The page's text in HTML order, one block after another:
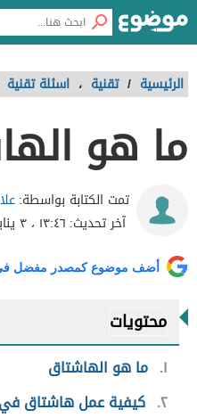
الرئيسية / تقنية ، اسئلة تقنية
ما هو
تمت الكتابة بواسطة:
آخر تحديث: ١٣:٤٦ ، ٣ يناير ٢٠١٩
أضف موضوع كمصدر مفضل
محتويات
١ ما هو الهاشتاق
٢ كيفية عمل هاشتاق في